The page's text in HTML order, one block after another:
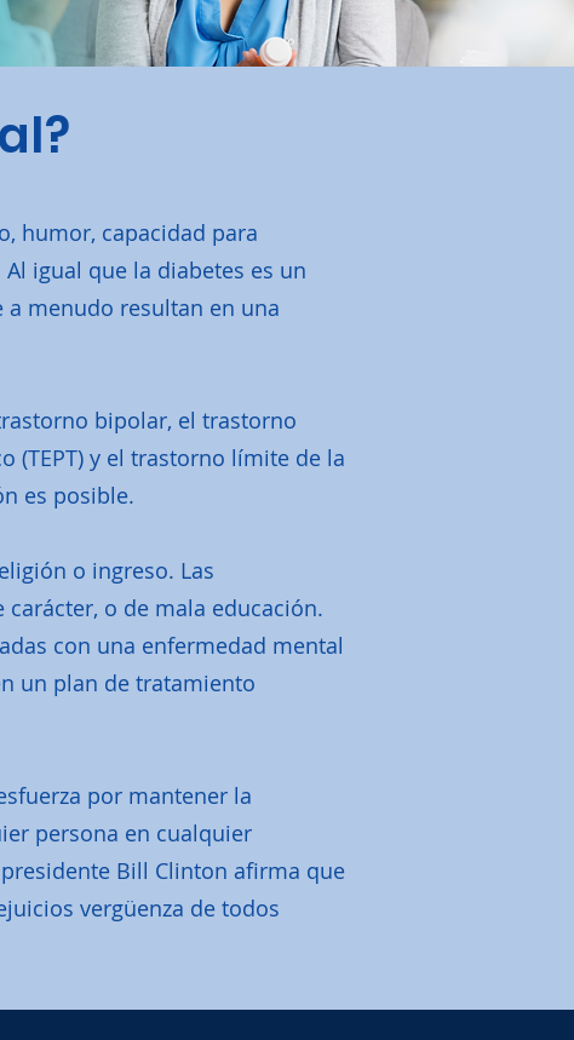
humor, capacidad para
igual que la diabetes es un
menudo resultan en una
bipolar, el trastorno
(TEPT) y el trastorno límite de la
es posible.
o ingreso. Las
o de mala educación.
con una enfermedad mental
un plan de tratamiento
por mantener la
persona en cualquier
Bill Clinton afirma que
vergüenza de todos